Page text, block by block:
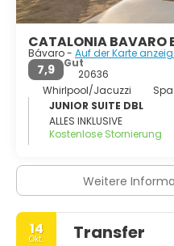
CATALONIA BAVARO
Bávaro - Auf der Karte
7,9
Gut
20636
Whirlpool/Jacuzzi
JUNIOR SUITE DBL
ALLES INKLUSIVE
Kostenlose Stornierung
Weitere
14
Okt. Transfer